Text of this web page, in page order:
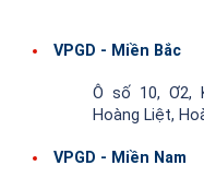
VPGD - Miền Bắc
Ô số 10, Ơ2,
Hoàng Liệt,
VPGD - Miền Nam